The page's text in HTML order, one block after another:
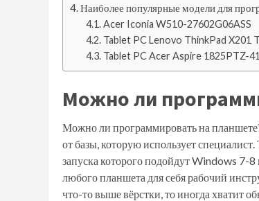
Наиболее популярные модели для
Acer Iconia W510-27602G06ASS
Tablet PC Lenovo ThinkPad X201
Tablet PC Acer Aspire 1825PTZ-
Можно ли
Можно ли программировать на
от базы, которую использует
запуска которого подойдут Windows 7-
любого планшета для себя рабочий
что-то выше вёрстки, то иногда хватит